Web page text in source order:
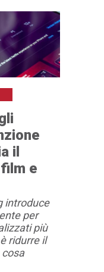
il
e
introduce
per
più
ridurre il